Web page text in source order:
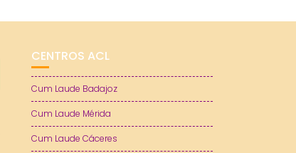
CENTROS ACL
Cum Laude Badajoz
Cum Laude Mérida
Cum Laude Cáceres